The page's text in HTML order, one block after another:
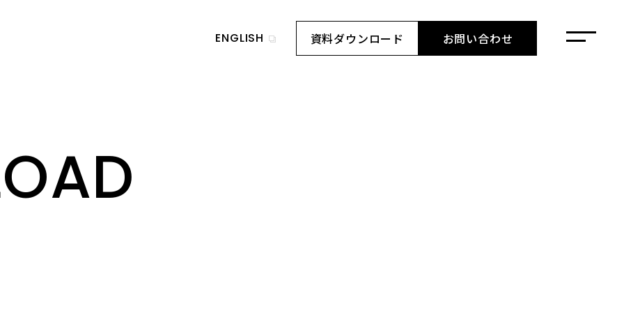
ENGLISH 資料ダウンロード お問い合わせ